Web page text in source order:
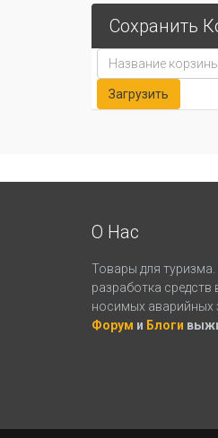
Сохранить
О Нас
Товары для
разработка
носимых аварийных
Форум и Блоги